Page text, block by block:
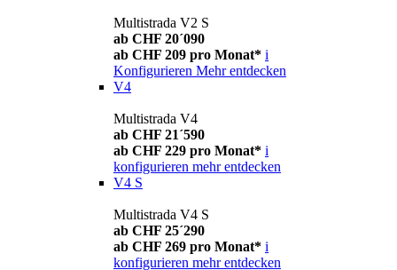
Multistrada V2 S
ab CHF 20´090
ab CHF 209 pro Monat* i
Konfigurieren Mehr entdecken
V4
Multistrada V4
ab CHF 21´590
ab CHF 229 pro Monat* i
konfigurieren mehr entdecken
V4 S
Multistrada V4 S
ab CHF 25´290
ab CHF 269 pro Monat* i
konfigurieren mehr entdecken